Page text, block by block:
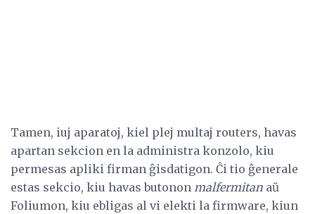
Tamen, iuj aparatoj, kiel plej multaj routers, havas
apartan sekcion en la administra konzolo, kiu
permesas apliki firman ĝisdatigon. Ĉi tio ĝenerale
estas sekcio, kiu havas butonon malfermitan aŭ
Foliumon, kiu ebligas al vi elekti la firmware, kiun